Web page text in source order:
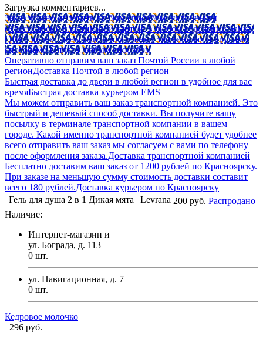
Загрузка комментариев...
Заказ можно оплатить любым способом: наличными
(Красноярск); пластиковой картой; в любом отделении банка;
QIWI, яндекс.деньгами; в платежных терминалах и другими
способами.Оплата любым способом
Оперативно отправим ваш заказ Почтой России в любой
регионДоставка Почтой в любой регион
Быстрая доставка до двери в любой регион в удобное для вас
времяБыстрая доставка курьером EMS
Мы можем отправить ваш заказ транспортной компанией. Это
быстрый и дешевый способ доставки. Вы получите вашу
посылку в терминале транспортной компании в вашем
городе. Какой именно транспортной компанией будет удобнее
всего отправить ваш заказ мы согласуем с вами по телефону
после оформления заказа.Доставка транспортной компанией
Бесплатно доставим ваш заказ от 1200 рублей по Красноярску.
При заказе на меньшую сумму стоимость доставки составит
всего 180 рублей.Доставка курьером по Красноярску
Гель для душа 2 в 1 Дикая мята | Levrana 200 руб. Распродано
Наличие:
Интернет-магазин и
ул. Бограда, д. 113
0 шт.
ул. Навигационная, д. 7
0 шт.
Кедровое молочко
296 руб.